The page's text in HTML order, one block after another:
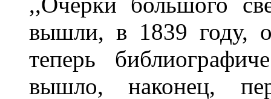
вышли, в 1839 году,
теперь
вышло, наконец,